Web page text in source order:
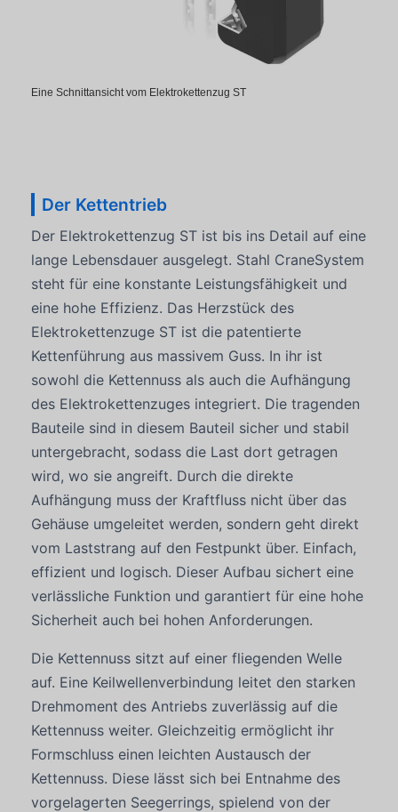
Eine Schnittansicht vom Elektrokettenzug ST
Der Kettentrieb
Der Elektrokettenzug ST ist bis ins Detail auf eine
lange Lebensdauer ausgelegt. Stahl CraneSystem
steht für eine konstante Leistungsfähigkeit und
eine hohe Effizienz. Das Herzstück des
Elektrokettenzuge ST ist die patentierte
Kettenführung aus massivem Guss. In ihr ist
sowohl die Kettennuss als auch die Aufhängung
des Elektrokettenzuges integriert. Die tragenden
Bauteile sind in diesem Bauteil sicher und stabil
untergebracht, sodass die Last dort getragen
wird, wo sie angreift. Durch die direkte
Aufhängung muss der Kraftfluss nicht über das
Gehäuse umgeleitet werden, sondern geht direkt
vom Laststrang auf den Festpunkt über. Einfach,
effizient und logisch. Dieser Aufbau sichert eine
verlässliche Funktion und garantiert für eine hohe
Sicherheit auch bei hohen Anforderungen.
Die Kettennuss sitzt auf einer fliegenden Welle
auf. Eine Keilwellenverbindung leitet den starken
Drehmoment des Antriebs zuverlässig auf die
Kettennuss weiter. Gleichzeitig ermöglicht ihr
Formschluss einen leichten Austausch der
Kettennuss. Diese lässt sich bei Entnahme des
vorgelagerten Seegerrings, spielend von der